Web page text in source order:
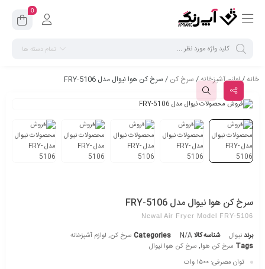
0
تمام دسته ها
خانه/لوازم آشپزخانه/ سرخ کن / سرخ کن هوا نیوال مدل FRY-5106
سرخ کن هوا نیوال مدل FRY-5106
Newal Air Fryer Model FRY-5106
برندنیوال شناسه کالاN/A
Categories سرخ کن, لوازم آشپزخانه
Tags سرخ کن هوا, سرخ کن هوا نیوال
توان مصرفی: ۱۵۰۰ وات